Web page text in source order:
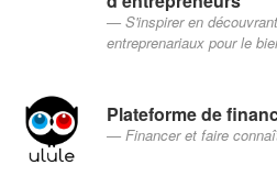
S'inspirer en
entreprenariaux pour le
Plateforme de
Financer et faire